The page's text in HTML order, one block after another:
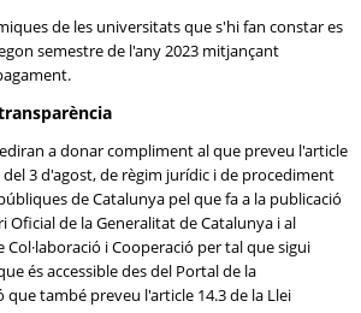
de les universitats que s'hi fan constar es
semestre de l'any 2023 mitjançant
a donar compliment al que preveu l'article
del 3 d'agost, de règim jurídic i de procediment
de Catalunya pel que fa a la publicació
Oficial de la Generalitat de Catalunya i al
Col·laboració i Cooperació per tal que sigui
és accessible des del Portal de la
que també preveu l'article 14.3 de la Llei